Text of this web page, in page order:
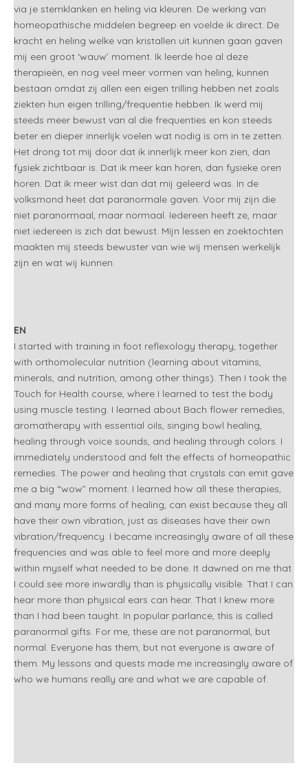
via je stemklanken en heling via kleuren. De werking van
homeopathische middelen begreep en voelde ik direct. De
kracht en heling welke van kristallen uit kunnen gaan gaven
mij een groot ‘wauw’ moment. Ik leerde hoe al deze
therapieën, en nog veel meer vormen van heling, kunnen
bestaan omdat zij allen een eigen trilling hebben net zoals
ziekten hun eigen trilling/frequentie hebben. Ik werd mij
steeds meer bewust van al die frequenties en kon steeds
beter en dieper innerlijk voelen wat nodig is om in te zetten.
Het drong tot mij door dat ik innerlijk meer kon zien, dan
fysiek zichtbaar is. Dat ik meer kan horen, dan fysieke oren
horen. Dat ik meer wist dan dat mij geleerd was. In de
volksmond heet dat paranormale gaven. Voor mij zijn die
niet paranormaal, maar normaal. Iedereen heeft ze, maar
niet iedereen is zich dat bewust. Mijn lessen en zoektochten
maakten mij steeds bewuster van wie wij mensen werkelijk
zijn en wat wij kunnen.
EN
I started with training in foot reflexology therapy, together
with orthomolecular nutrition (learning about vitamins,
minerals, and nutrition, among other things). Then I took the
Touch for Health course, where I learned to test the body
using muscle testing. I learned about Bach flower remedies,
aromatherapy with essential oils, singing bowl healing,
healing through voice sounds, and healing through colors. I
immediately understood and felt the effects of homeopathic
remedies. The power and healing that crystals can emit gave
me a big “wow” moment. I learned how all these therapies,
and many more forms of healing, can exist because they all
have their own vibration, just as diseases have their own
vibration/frequency. I became increasingly aware of all these
frequencies and was able to feel more and more deeply
within myself what needed to be done. It dawned on me that
I could see more inwardly than is physically visible. That I can
hear more than physical ears can hear. That I knew more
than I had been taught. In popular parlance, this is called
paranormal gifts. For me, these are not paranormal, but
normal. Everyone has them, but not everyone is aware of
them. My lessons and quests made me increasingly aware of
who we humans really are and what we are capable of.